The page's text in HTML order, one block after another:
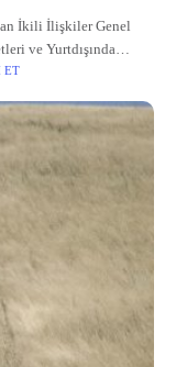
İkili İlişkiler Genel
ve Yurtdışında
ve Sınıraşan Sular
ET